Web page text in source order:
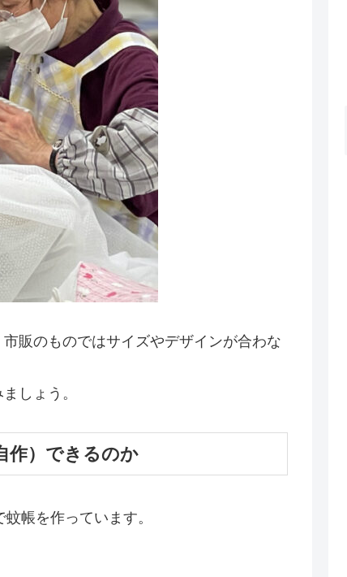
販のものではサイズやデザインが合わな
しょう。
作）できるのか
帳を作っています。